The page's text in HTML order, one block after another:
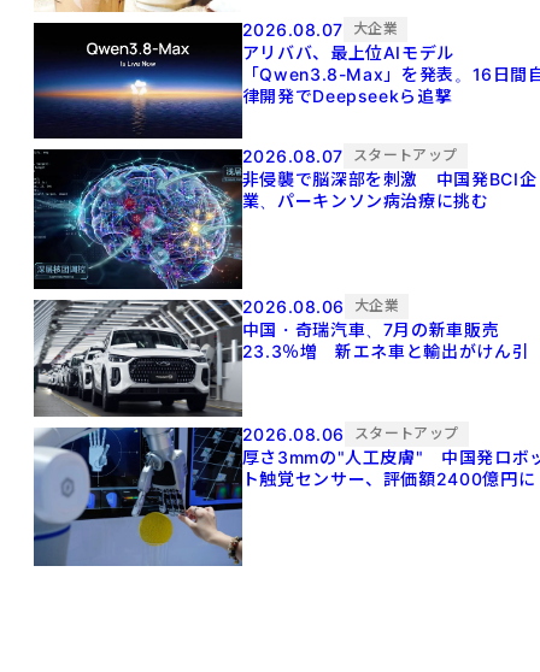
2026.08.07 大企業
アリババ、最上位AIモデル
「Qwen3.8-Max」を発表。16日間
律開発でDeepseekら追撃
2026.08.07 スタートアップ
非侵襲で脳深部を刺激 中国発BCI企
業、パーキンソン病治療に挑む
2026.08.06 大企業
中国・奇瑞汽車、7月の新車販売
23.3％増 新エネ車と輸出がけん引
2026.08.06 スタートアップ
厚さ3mmの"人工皮膚" 中国発ロボ
ト触覚センサー、評価額2400億円に